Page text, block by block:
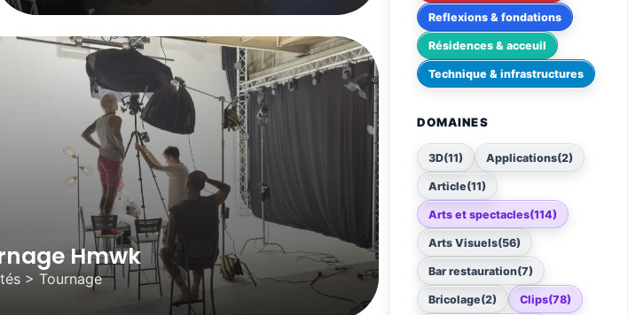
Hmwk
> Tournage
Reflexions & fondations
Résidences & acceuil
Technique & infrastructures
DOMAINES
3D(11) Applications(2)
Article(11)
Arts et spectacles(114)
Arts Visuels(56)
Bar restauration(7)
Bricolage(2) Clips(78)